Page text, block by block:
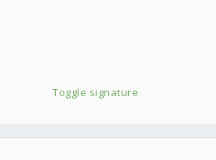
Toggle signature